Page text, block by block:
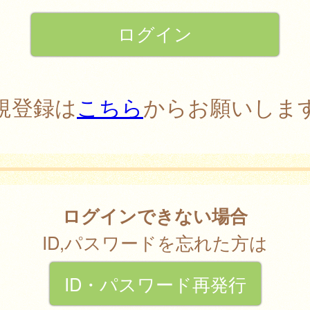
登録はこちらからお願いしま
ログインできない場合
ID,パスワードを忘れた方は
ID・パスワード再発行